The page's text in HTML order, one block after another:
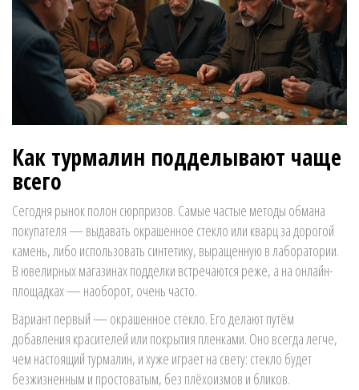
Как турмалин подделывают чаще
всего
Сегодня рынок полон сюрпризов. Самые частые методы обмана
покупателя — выдавать окрашенное стекло или кварц за дорогой
камень, либо использовать синтетику, выращенную в лаборатории.
В ювелирных магазинах подделки встречаются реже, а на онлайн-
площадках — наоборот, очень часто.
Вариант первый — окрашенное стекло. Его делают путём
добавления красителей или покрытия пленками. Оно всегда легче,
чем настоящий турмалин, и хуже играет на свету: стекло будет
безжизненным и простоватым, без плёхоизмов и бликов.